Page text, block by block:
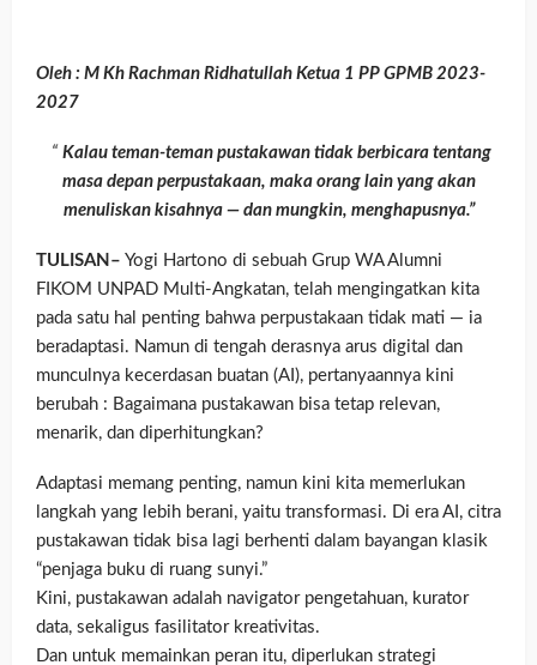
Oleh : M Kh Rachman Ridhatullah Ketua 1 PP GPMB 2023-
2027
“ Kalau teman-teman pustakawan tidak berbicara tentang
masa depan perpustakaan, maka orang lain yang akan
menuliskan kisahnya — dan mungkin, menghapusnya.”
TULISAN– Yogi Hartono di sebuah Grup WA Alumni
FIKOM UNPAD Multi-Angkatan, telah mengingatkan kita
pada satu hal penting bahwa perpustakaan tidak mati — ia
beradaptasi. Namun di tengah derasnya arus digital dan
munculnya kecerdasan buatan (AI), pertanyaannya kini
berubah : Bagaimana pustakawan bisa tetap relevan,
menarik, dan diperhitungkan?
Adaptasi memang penting, namun kini kita memerlukan
langkah yang lebih berani, yaitu transformasi. Di era AI, citra
pustakawan tidak bisa lagi berhenti dalam bayangan klasik
“penjaga buku di ruang sunyi.”
Kini, pustakawan adalah navigator pengetahuan, kurator
data, sekaligus fasilitator kreativitas.
Dan untuk memainkan peran itu, diperlukan strategi